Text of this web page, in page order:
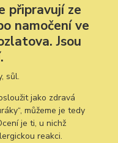
připravují ze
namočení ve
Jsou
sůl.
jako zdravá
můžeme je tedy
je ti, u nichž
reakci.